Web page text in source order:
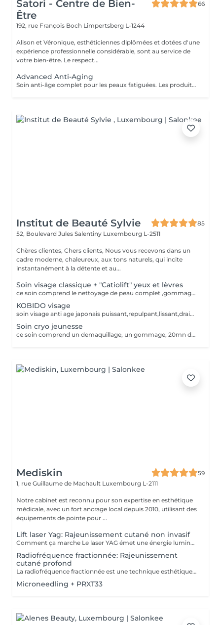
Satori - Centre de Bien-
Être
66
192, rue François Boch Limpertsberg L-1244
Alison et Véronique, esthéticiennes diplômées et dotées d'une
expérience professionnelle considérable, sont au service de
votre bien-être. Le respect...
Advanced Anti-Aging
Soin anti-âge complet pour les peaux fatiguées. Les produits pénètrent en profondeur grâce au Sono Lifter (ultrasons). Il permet de lutter contre les rides et les cicatrices d'acné. L'Oxy Booster rafraîchit la peau et atténue les signes de fatigue, même au niveau du contour des yeux, pour un regard illuminé.
Institut de Beauté Sylvie
85
52, Boulevard Jules Salentiny Luxembourg L-2511
Chères clientes, Chers clients, Nous vous recevons dans un
cadre moderne, chaleureux, aux tons naturels, qui incite
instantanément à la détente et au...
Soin visage classique + "Catiolift" yeux et lèvres
ce soin comprend le nettoyage de peau complet ,gommage specifique levres ,catiolift yeux et levres,massage masque
KOBIDO visage
soin visage anti age japonais puissant,repulpant,lissant,drainant,eclaircissant,raffermissant ce soin est un enchainement de manoeuvres et d'acupression ,il ne comprend pas de nettoyage de peau.
Soin cryo jeunesse
ce soin comprend un demaquillage, un gommage, 20mn de cryo visage, un masque hydratant et une creme de jour pour finir
Mediskin
59
1, rue Guillaume de Machault Luxembourg L-2111
Notre cabinet est reconnu pour son expertise en esthétique
médicale, avec un fort ancrage local depuis 2010, utilisant des
équipements de pointe pour ...
Lift laser Yag: Rajeunissement cutané non invasif
Comment ça marche Le laser YAG émet une énergie lumineuse concentrée qui chauffe les couches profondes de la peau, stimulant ainsi la production de collagène. Cela aide à raffermir la peau et à améliorer sa texture et sa fermeté. Longueur d'onde : Fonctionne à une longueur d'onde de 1064 nm Avantages Non invasif: Pas de chirurgie ni d'incisions nécessaires. Temps de récupération minimal: La plupart des gens peuvent reprendre leurs activités normales immédiatement. Efficace: Réduit l'apparence des rides, des ridules et du relâchement cutané. Sûr: Généralement considéré comme sûr avec un faible risque de complications. Détails de la procédure Préparation: Évitez l'exposition au soleil avant le traitement. Pendant la procédure: La zone à traiter est nettoyée. Le laser YAG est passé sur la peau, délivrant de l'énergie de manière contrôlée. Après le traitement: Quelques rougeurs ou gonflements peuvent survenir, mais ils disparaissent généralement en quelques jours. Récupération Soins immédiats: Évitez l'exposition directe au soleil et utilisez un écran solaire pendant quelques semaines. Résultats à long terme: Les résultats complets peuvent prendre plusieurs mois car la production de collagène continue.
Radiofréquence fractionnée: Rajeunissement
cutané profond
La radiofréquence fractionnée est une technique esthétique qui utilise des ondes électromagnétiques pour chauffer les couches profondes de la peau. Cela stimule la production de collagène et raffermit la peau, améliorant ainsi sa texture et réduisant les signes de vieillissement. Avantages : -Raffermissement de la peau. -Réduction des rides et des cicatrices. -Amélioration de la texture de la peau. Adaptabilité : -La radiofréquence fractionnée est adaptée pour tous les types de peaux Complément de Soin: - Pour optimiser les résultats du soin et limiter l'éviction sociale, une séance de luminothérapie est incluse. Celle-ci aide à réduire les inflammations, stimuler la production de collagène et améliorer la cicatrisation de la peau. Contre-indications : -Déconseillé aux femmes enceintes ou allaitantes. Lors de la première séance, nous établirons ensemble vos objectifs et déterminerons le type de soin le plus adapté à votre peau. Pour toute question, contactez-nous ou réservez un rendez-vous conseil gratuit.
Microneedling + PRXT33